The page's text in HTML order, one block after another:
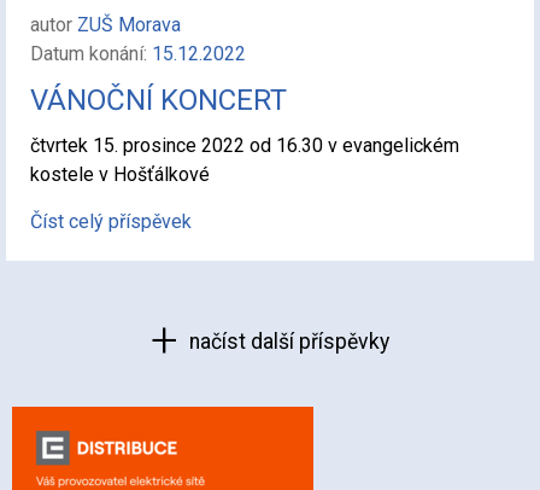
autor ZUŠ Morava
Datum konání: 15.12.2022
VÁNOČNÍ KONCERT
čtvrtek 15. prosince 2022 od 16.30 v evangelickém
kostele v Hošťálkové
Číst celý příspěvek
načíst další příspěvky